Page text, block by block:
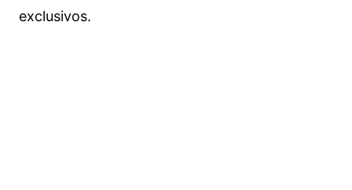
exclusivos.